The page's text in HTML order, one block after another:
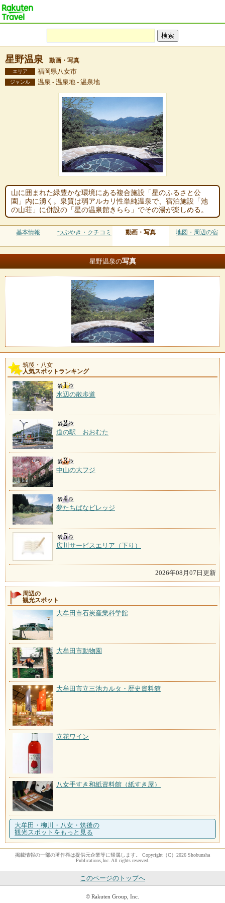
星野温泉 動画・写真
エリア 福岡県八女市
ジャンル 温泉 - 温泉地 - 温泉地
山に囲まれた緑豊かな環境にある複合施設「星のふるさと公
園」内に湧く。泉質は弱アルカリ性単純温泉で、宿泊施設「池
の山荘」に併設の「星の温泉館きらら」でその湯が楽しめる。
基本情報 つぶやき・クチコミ 動画・写真 地図・周辺の宿
星野温泉の写真
筑後・八女
人気スポットランキング
水辺の散歩道
道の駅 おおむた
中山の大フジ
夢たちばなビレッジ
広川サービスエリア（下り）
2026年08月07日更新
周辺の
観光スポット
大牟田市石炭産業科学館
大牟田市動物園
大牟田市立三池カルタ・歴史資料館
立花ワイン
八女手すき和紙資料館（紙すき屋）
大牟田・柳川・八女・筑後の
観光スポットをもっと見る
掲載情報の一部の著作権は提供元企業等に帰属します。 Copyright（C）2026 Shobunsha
Publications,Inc. All rights reserved.
このページのトップへ
© Rakuten Group, Inc.